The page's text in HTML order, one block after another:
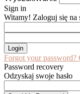
Sign in
Witamy! Zaloguj się na
Forgot your password?
Password recovery
Odzyskaj swoje hasło